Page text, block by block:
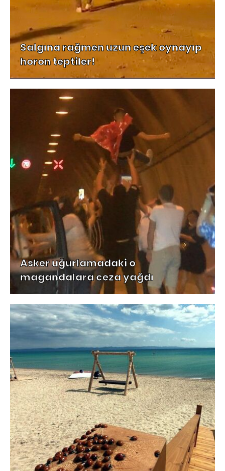
Salgına rağmen uzun eşek oynayıp
horon teptiler!
Asker uğurlamadaki o
magandalara ceza yağdı